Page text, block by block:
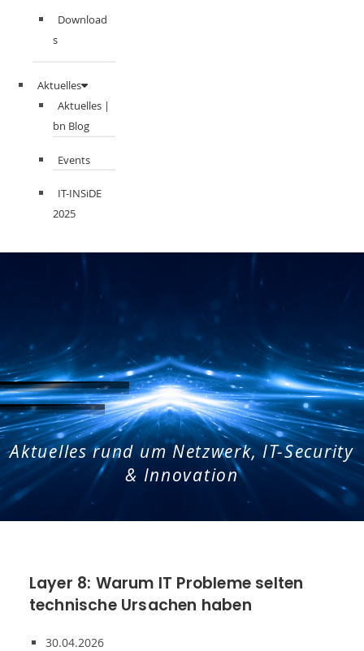
Download
s
Aktuelles
Aktuelles |
bn Blog
Events
IT-INSiDE
2025
Aktuelles rund um Netzwerk, IT-Security
& Innovation
Layer 8: Warum IT Probleme selten
technische Ursachen haben
30.04.2026